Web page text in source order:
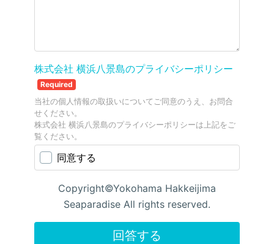
株式会社 横浜八景島のプライバシーポリシー
Required
当社の個人情報の取扱いについてご同意のうえ、お問合
せください。
株式会社 横浜八景島のプライバシーポリシーは上記をご
覧ください。
同意する
Copyright©Yokohama Hakkeijima
Seaparadise All rights reserved.
回答する